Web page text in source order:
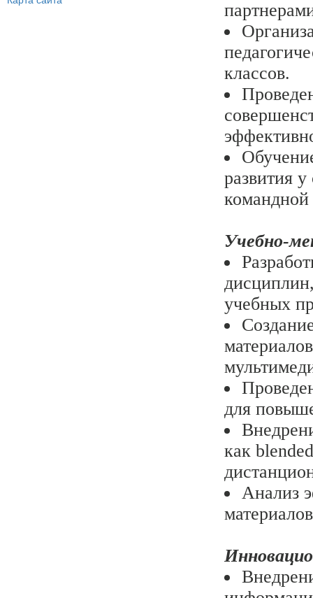
классов.
развития
командной
Учебно-
учебных
для
как
Анализ